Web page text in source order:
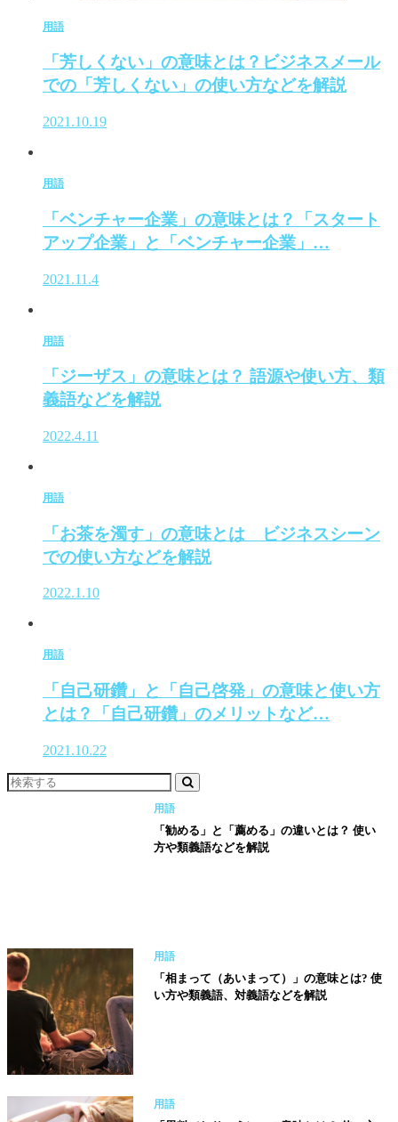
用語
「芳しくない」の意味とは？ビジネスメール
での「芳しくない」の使い方などを解説
2021.10.19
用語
「ベンチャー企業」の意味とは？「スタート
アップ企業」と「ベンチャー企業」…
2021.11.4
用語
「ジーザス」の意味とは？ 語源や使い方、類
義語などを解説
2022.4.11
用語
「お茶を濁す」の意味とは ビジネスシーン
での使い方などを解説
2022.1.10
用語
「自己研鑽」と「自己啓発」の意味と使い方
とは？「自己研鑽」のメリットなど…
2021.10.22
用語
「勧める」と「薦める」の違いとは？ 使い
方や類義語などを解説
用語
「相まって（あいまって）」の意味とは? 使
い方や類義語、対義語などを解説
用語